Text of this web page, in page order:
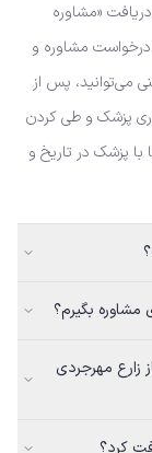
«مشاوره
درخواست مشاوره و
می‌توانید، پس از
پزشک و طی کردن
با پزشک در تاریخ و
مشاوره بگیرم؟
زارع مهرجردی
کرد؟